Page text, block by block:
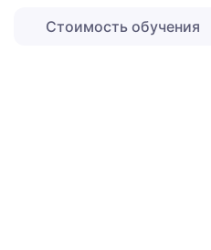
Стоимость обучения